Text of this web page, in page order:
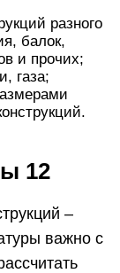
разного
балок,
и прочих;
газа;
12
–
важно с